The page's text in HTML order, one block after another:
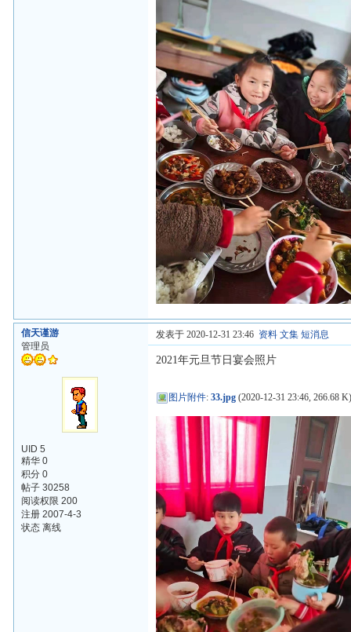
信天谨游
管理员
UID 5
精华 0
积分 0
帖子 30258
阅读权限 200
注册 2007-4-3
状态 离线
发表于 2020-12-31 23:46 资料 文集 短消息
2021年元旦节日宴会照片
图片附件:33.jpg (2020-12-31 23:46, 266.68